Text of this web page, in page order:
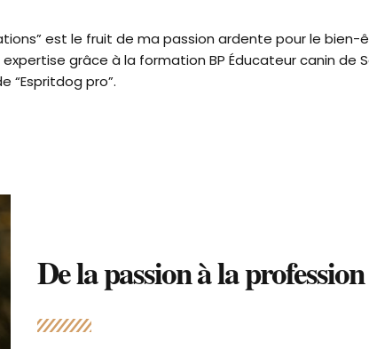
est le fruit de ma passion ardente pour le bien-
grâce à la formation BP Éducateur canin de
“Espritdog pro”.
De la passion à la profession